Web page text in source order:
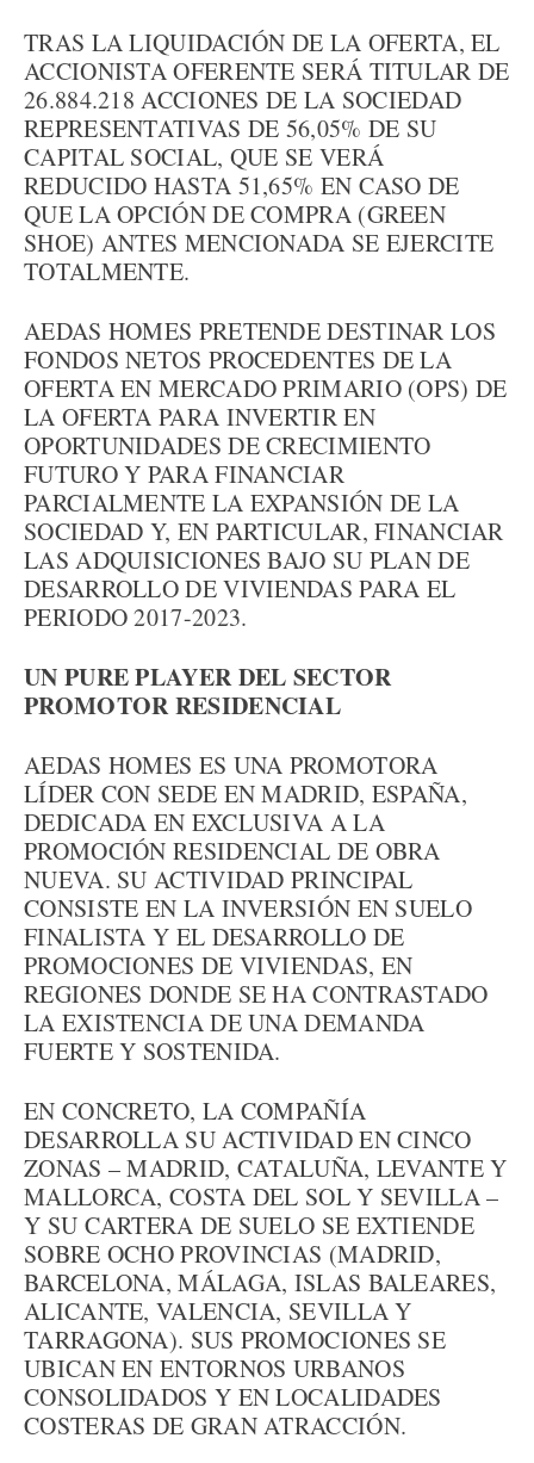
TRAS LA LIQUIDACIÓN DE LA OFERTA, EL
ACCIONISTA OFERENTE SERÁ TITULAR DE
26.884.218 ACCIONES DE LA SOCIEDAD
REPRESENTATIVAS DE 56,05% DE SU
CAPITAL SOCIAL, QUE SE VERÁ
REDUCIDO HASTA 51,65% EN CASO DE
QUE LA OPCIÓN DE COMPRA (GREEN
SHOE) ANTES MENCIONADA SE EJERCITE
TOTALMENTE.
AEDAS HOMES PRETENDE DESTINAR LOS
FONDOS NETOS PROCEDENTES DE LA
OFERTA EN MERCADO PRIMARIO (OPS) DE
LA OFERTA PARA INVERTIR EN
OPORTUNIDADES DE CRECIMIENTO
FUTURO Y PARA FINANCIAR
PARCIALMENTE LA EXPANSIÓN DE LA
SOCIEDAD Y, EN PARTICULAR, FINANCIAR
LAS ADQUISICIONES BAJO SU PLAN DE
DESARROLLO DE VIVIENDAS PARA EL
PERIODO 2017-2023.
UN PURE PLAYER DEL SECTOR
PROMOTOR RESIDENCIAL
AEDAS HOMES ES UNA PROMOTORA
LÍDER CON SEDE EN MADRID, ESPAÑA,
DEDICADA EN EXCLUSIVA A LA
PROMOCIÓN RESIDENCIAL DE OBRA
NUEVA. SU ACTIVIDAD PRINCIPAL
CONSISTE EN LA INVERSIÓN EN SUELO
FINALISTA Y EL DESARROLLO DE
PROMOCIONES DE VIVIENDAS, EN
REGIONES DONDE SE HA CONTRASTADO
LA EXISTENCIA DE UNA DEMANDA
FUERTE Y SOSTENIDA.
EN CONCRETO, LA COMPAÑÍA
DESARROLLA SU ACTIVIDAD EN CINCO
ZONAS – MADRID, CATALUÑA, LEVANTE Y
MALLORCA, COSTA DEL SOL Y SEVILLA –
Y SU CARTERA DE SUELO SE EXTIENDE
SOBRE OCHO PROVINCIAS (MADRID,
BARCELONA, MÁLAGA, ISLAS BALEARES,
ALICANTE, VALENCIA, SEVILLA Y
TARRAGONA). SUS PROMOCIONES SE
UBICAN EN ENTORNOS URBANOS
CONSOLIDADOS Y EN LOCALIDADES
COSTERAS DE GRAN ATRACCIÓN.